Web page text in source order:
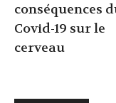
conséquences
Covid-19 sur le
cerveau